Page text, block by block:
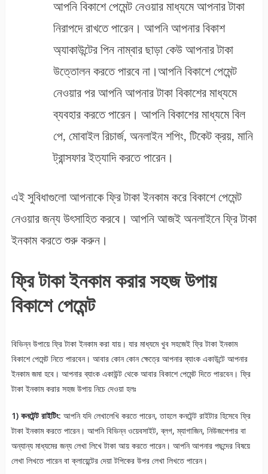
আপনি বিকাশে পেমেন্ট নেওয়ার মাধ্যমে আপনার টাকা
নিরাপদে রাখতে পারেন। আপনি আপনার বিকাশ
অ্যাকাউন্টের পিন নাম্বার ছাড়া কেউ আপনার টাকা
উত্তোলন করতে পারবে না।আপনি বিকাশে পেমেন্ট
নেওয়ার পর আপনি আপনার টাকা বিকাশের মাধ্যমে
ব্যবহার করতে পারেন। আপনি বিকাশের মাধ্যমে বিল
পে, মোবাইল রিচার্জ, অনলাইন শপিং, টিকেট ক্রয়, মানি
ট্রান্সফার ইত্যাদি করতে পারেন।
এই সুবিধাগুলো আপনাকে ফ্রি টাকা ইনকাম করে বিকাশে পেমেন্ট
নেওয়ার জন্য উৎসাহিত করবে। আপনি আজই অনলাইনে ফ্রি টাকা
ইনকাম করতে শুরু করুন।
ফ্রি টাকা ইনকাম করার সহজ উপায়
বিকাশে পেমেন্ট
বিভিন্ন উপায়ে ফ্রি টাকা ইনকাম করা যায়। যার মাধ্যমে খুব সহজেই ফ্রি টাকা ইনকাম
বিকাশে পেমেন্ট নিতে পারবেন। আবার কোন কোন ক্ষেত্রে আপনার ব্যাংক একাউন্টে আপনার
ইনকাম জমা হবে। আপনার ব্যাংক একাউন্ট থেকে আবার বিকাশে পেমেন্ট দিতে পারবেন। ফ্রি
টাকা ইনকাম করার সহজ উপায় নিচে দেওয়া হলঃ
1) কনটেন্ট রাইটিং: আপনি যদি লেখালেখি করতে পারেন, তাহলে কনটেন্ট রাইটার হিসেবে ফ্রি
টাকা ইনকাম করতে পারেন। আপনি বিভিন্ন ওয়েবসাইট, ব্লগ, ম্যাগাজিন, নিউজপেপার বা
অন্যান্য মাধ্যমের জন্য লেখা লিখে টাকা আয় করতে পারেন। আপনি আপনার পছন্দের বিষয়ে
লেখা লিখতে পারেন বা ক্লায়েন্টের দেয়া টপিকের উপর লেখা লিখতে পারেন।